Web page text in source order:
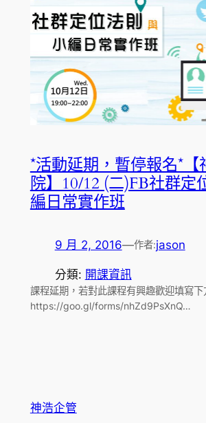
*活動延期，暫停報名*【
院】10/12 (二)FB社群定
編日常實作班
9 月 2, 2016—作者:jason
分類: 開課資訊
課程延期，若對此課程有興趣歡迎填寫下
https://goo.gl/forms/nhZd9PsXnQ…
神浩企管